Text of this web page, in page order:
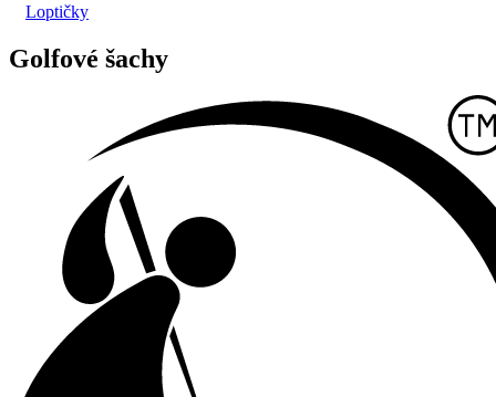
Loptičky
Golfové šachy